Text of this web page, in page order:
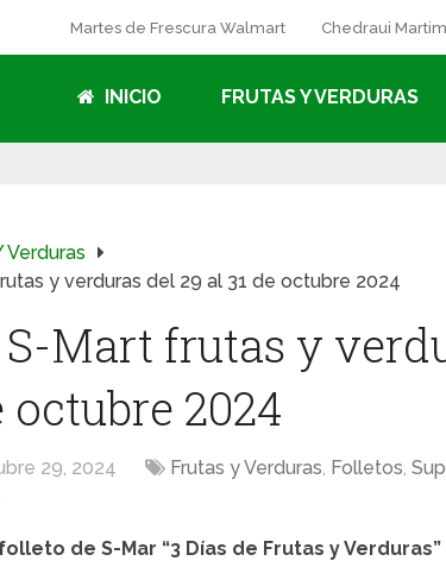
Martes de Frescura Walmart Chedraui
INICIO FRUTAS Y VERDURAS
Verduras
y verduras del 29 al 31 de octubre 2024
Mart frutas y
octubre 2024
29, 2024 Frutas y Verduras, Folletos,
folleto de S-Mar “3 Días de Frutas y Verduras”